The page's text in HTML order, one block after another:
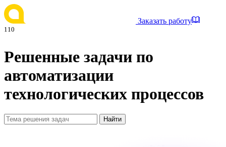
Заказать работу
110
Решенные задачи по
автоматизации
технологических процессов
Найти